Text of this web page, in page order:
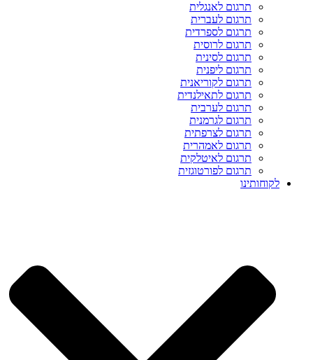
תרגום לאנגלית
תרגום לעברית
תרגום לספרדית
תרגום לרוסית
תרגום לסינית
תרגום ליפנית
תרגום לקוריאנית
תרגום לתאילנדית
תרגום לערבית
תרגום לגרמנית
תרגום לצרפתית
תרגום לאמהרית
תרגום לאיטלקית
תרגום לפורטוגזית
לקוחותינו